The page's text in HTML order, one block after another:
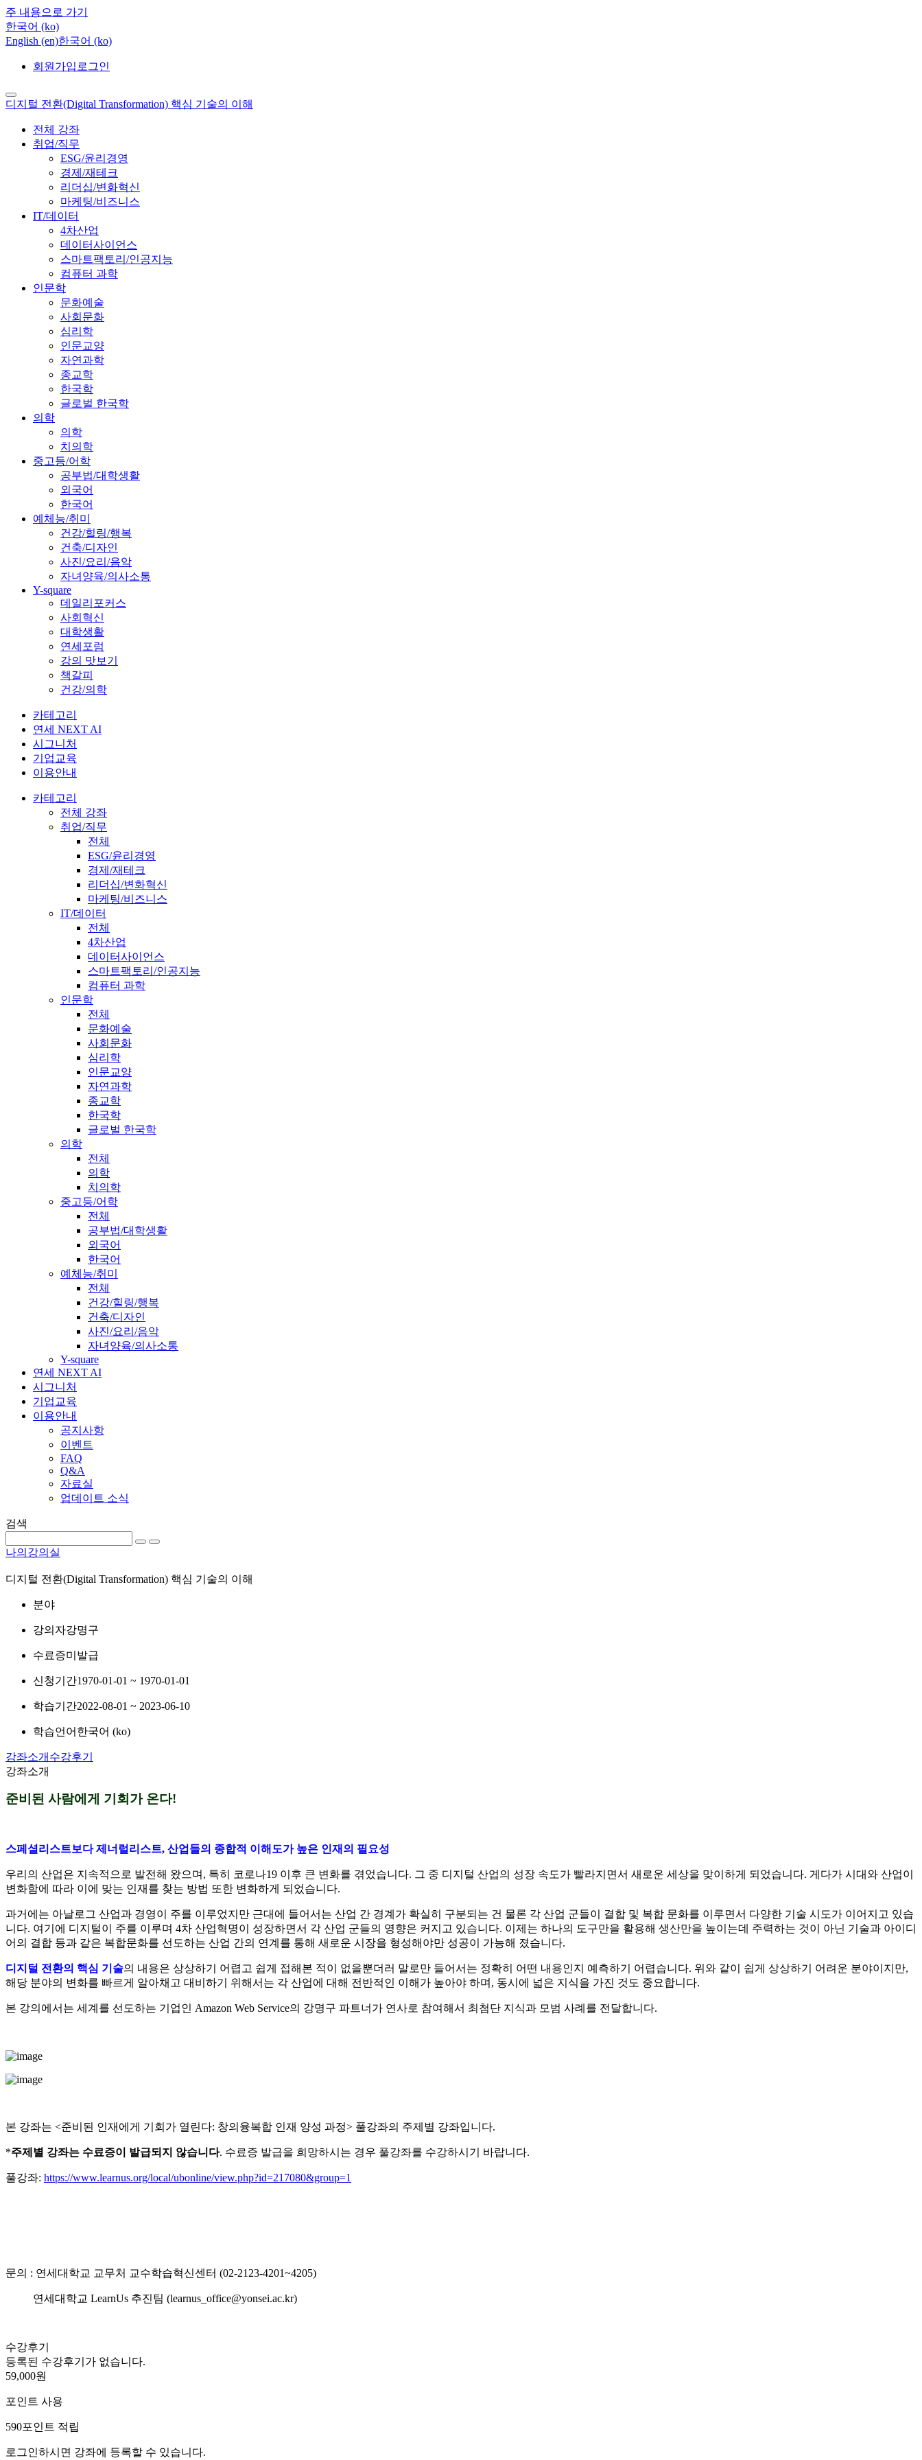
주 내용으로 가기
한국어 ‎(ko)‎
English ‎(en)‎한국어 ‎(ko)‎
회원가입 로그인
디지털 전환(Digital Transformation) 핵심 기술의 이해
전체 강좌
취업/직무
ESG/윤리경영
경제/재테크
리더십/변화혁신
마케팅/비즈니스
IT/데이터
4차산업
데이터사이언스
스마트팩토리/인공지능
컴퓨터 과학
인문학
문화예술
사회문화
심리학
인문교양
자연과학
종교학
한국학
글로벌 한국학
의학
의학
치의학
중고등/어학
공부법/대학생활
외국어
한국어
예체능/취미
건강/힐링/행복
건축/디자인
사진/요리/음악
자녀양육/의사소통
Y-square
데일리포커스
사회혁신
대학생활
연세포럼
강의 맛보기
책갈피
건강/의학
카테고리
연세 NEXT AI
시그니처
기업교육
이용안내
카테고리
전체 강좌
취업/직무
전체
ESG/윤리경영
경제/재테크
리더십/변화혁신
마케팅/비즈니스
IT/데이터
전체
4차산업
데이터사이언스
스마트팩토리/인공지능
컴퓨터 과학
인문학
전체
문화예술
사회문화
심리학
인문교양
자연과학
종교학
한국학
글로벌 한국학
의학
전체
의학
치의학
중고등/어학
전체
공부법/대학생활
외국어
한국어
예체능/취미
전체
건강/힐링/행복
건축/디자인
사진/요리/음악
자녀양육/의사소통
Y-square
연세 NEXT AI
시그니처
기업교육
이용안내
공지사항
이벤트
FAQ
Q&A
자료실
업데이트 소식
검색
나의강의실
디지털 전환(Digital Transformation) 핵심 기술의 이해
분야
강의자강명구
수료증미발급
신청기간1970-01-01 ~ 1970-01-01
학습기간2022-08-01 ~ 2023-06-10
학습언어 한국어 ‎(ko)‎
강좌소개 수강후기
강좌소개
준비된 사람에게 기회가 온다!
스페셜리스트보다 제너럴리스트, 산업들의 종합적 이해도가 높은 인재의 필요성
우리의 산업은 지속적으로 발전해 왔으며, 특히 코로나19 이후 큰 변화를 겪었습니다. 그 중 디지털 산업의 성장 속도가 빨라지면서 새로운 세상을 맞이하게 되었습니다. 게다가 시대와 산업이
변화함에 따라 이에 맞는 인재를 찾는 방법 또한 변화하게 되었습니다.
과거에는 아날로그 산업과 경영이 주를 이루었지만 근대에 들어서는 산업 간 경계가 확실히 구분되는 건 물론 각 산업 군들이 결합 및 복합 문화를 이루면서 다양한 기술 시도가 이어지고 있습
니다. 여기에 디지털이 주를 이루며 4차 산업혁명이 성장하면서 각 산업 군들의 영향은 커지고 있습니다. 이제는 하나의 도구만을 활용해 생산만을 높이는데 주력하는 것이 아닌 기술과 아이디
어의 결합 등과 같은 복합문화를 선도하는 산업 간의 연계를 통해 새로운 시장을 형성해야만 성공이 가능해 졌습니다.
디지털 전환의 핵심 기술의 내용은 상상하기 어렵고 쉽게 접해본 적이 없을뿐더러 말로만 들어서는 정확히 어떤 내용인지 예측하기 어렵습니다. 위와 같이 쉽게 상상하기 어려운 분야이지만,
해당 분야의 변화를 빠르게 알아채고 대비하기 위해서는 각 산업에 대해 전반적인 이해가 높아야 하며, 동시에 넓은 지식을 가진 것도 중요합니다.
본 강의에서는 세계를 선도하는 기업인 Amazon Web Service의 강명구 파트너가 연사로 참여해서 최첨단 지식과 모범 사례를 전달합니다.
본 강좌는 <준비된 인재에게 기회가 열린다: 창의융복합 인재 양성 과정> 풀강좌의 주제별 강좌입니다.
*주제별 강좌는 수료증이 발급되지 않습니다. 수료증 발급을 희망하시는 경우 풀강좌를 수강하시기 바랍니다.
풀강좌: https://www.learnus.org/local/ubonline/view.php?id=217080&group=1
문의 : 연세대학교 교무처 교수학습혁신센터 (02-2123-4201~4205)
연세대학교 LearnUs 추진팀 (learnus_office@yonsei.ac.kr)
수강후기
등록된 수강후기가 없습니다.
59,000원
포인트 사용
590포인트 적립
로그인하시면 강좌에 등록할 수 있습니다.